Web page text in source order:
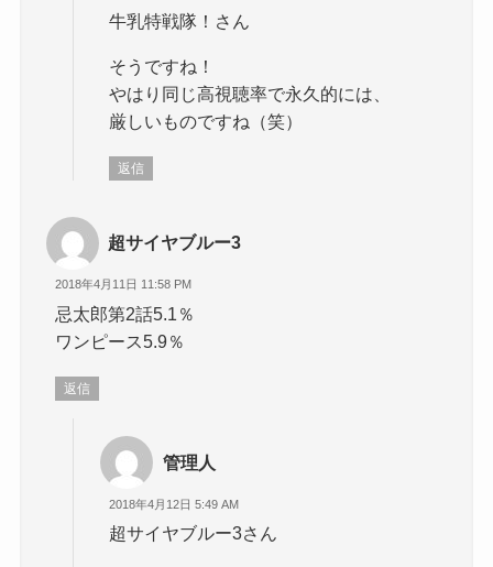
牛乳特戦隊！さん
そうですね！
やはり同じ高視聴率で永久的には、
厳しいものですね（笑）
返信
超サイヤブルー3
2018年4月11日 11:58 PM
忌太郎第2話5.1％
ワンピース5.9％
返信
管理人
2018年4月12日 5:49 AM
超サイヤブルー3さん